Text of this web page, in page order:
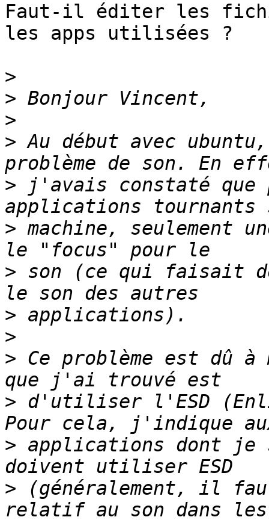
Faut-il éditer les
les apps utilisées ?
>
>
>
> Au début avec
> j'avais constaté que
> machine, seulement
> son (ce qui faisait
>
>
> Ce problème est dû à
> d'utiliser l'ESD
> applications dont je
> (généralement, il